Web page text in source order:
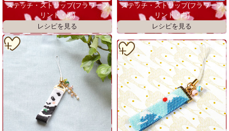
ステッチ・ストラップ(フラワープ
リント・黒)
ステッチ・ストラップ(フラワープ
リント・白)